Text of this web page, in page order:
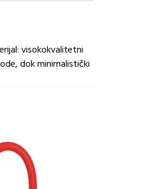
visokokvalitetni
dok minimalistički